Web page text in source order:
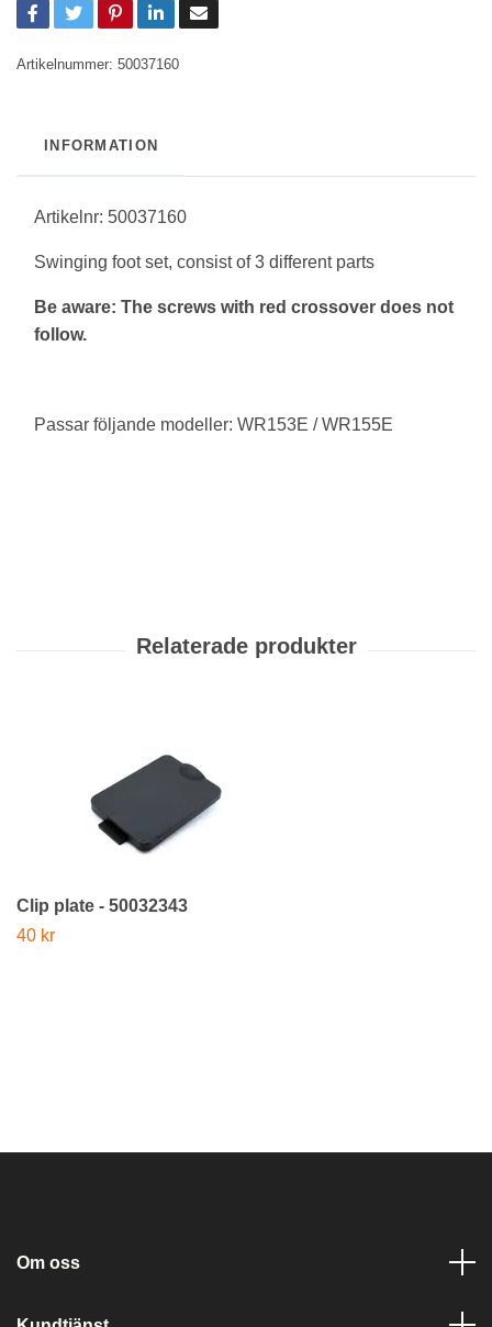
Artikelnummer: 50037160
INFORMATION
Artikelnr: 50037160
Swinging foot set, consist of 3 different parts
Be aware: The screws with red crossover does not
follow.
Passar följande modeller: WR153E / WR155E
Clip plate - 50032343
40 kr
Om oss